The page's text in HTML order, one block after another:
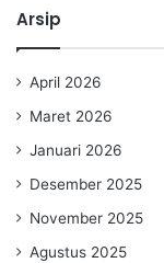
Arsip
April 2026
Maret 2026
Januari 2026
Desember 2025
November 2025
Agustus 2025